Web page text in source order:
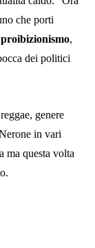
che porti
,
dei politici
genere
in vari
ma questa volta